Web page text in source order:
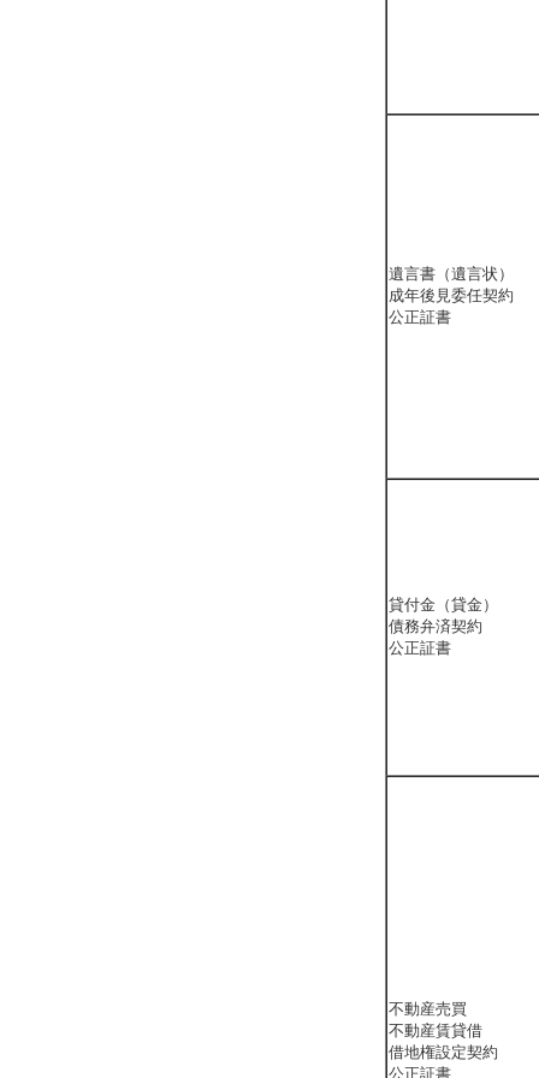
遺言書（遺言状）
成年後見委任契約
公正証書
貸付金（貸金）
債務弁済契約
公正証書
不動産売買
不動産賃貸借
借地権設定契約
公正証書